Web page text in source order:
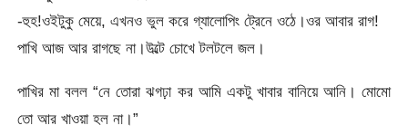
-হুহ!ওইটুকু মেয়ে, এখনও ভুল করে গ্যালোপিং ট্রেনে ওঠে।ওর আবার রাগ!
পাখি আজ আর রাগছে না।উল্টে চোখে টলটলে জল।
পাখির মা বলল “নে তোরা ঝগঢ়া কর আমি একটু খাবার বানিয়ে আনি। মোমো
তো আর খাওয়া হল না।”